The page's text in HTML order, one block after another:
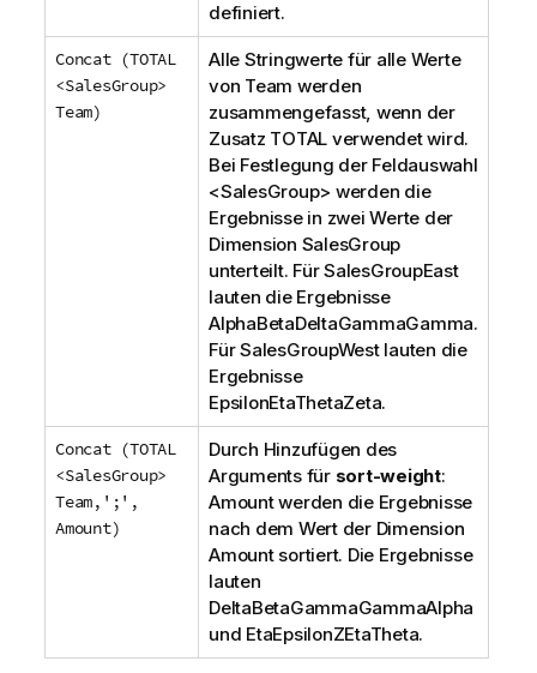
definiert.
Concat (TOTAL
<SalesGroup>
Team)
Alle Stringwerte für alle Werte
von Team werden
zusammengefasst, wenn der
Zusatz TOTAL verwendet wird.
Bei Festlegung der Feldauswahl
<SalesGroup> werden die
Ergebnisse in zwei Werte der
Dimension SalesGroup
unterteilt. FürSalesGroupEast
lauten die Ergebnisse
AlphaBetaDeltaGammaGamma.
FürSalesGroupWestlauten die
Ergebnisse
EpsilonEtaThetaZeta.
Concat (TOTAL
<SalesGroup>
Team,';',
Amount)
Durch Hinzufügen des
Arguments für sort-weight:
Amountwerden die Ergebnisse
nach dem Wert der Dimension
Amountsortiert. Die Ergebnisse
lauten
DeltaBetaGammaGammaAlpha
und EtaEpsilonZEtaTheta.